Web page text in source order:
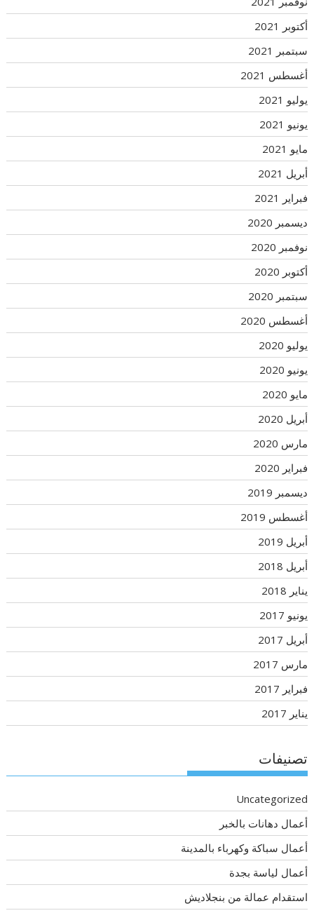
أكتوبر 2021
سبتمبر 2021
أغسطس 2021
يوليو 2021
يونيو 2021
مايو 2021
أبريل 2021
فبراير 2021
ديسمبر 2020
نوفمبر 2020
أكتوبر 2020
سبتمبر 2020
أغسطس 2020
يوليو 2020
يونيو 2020
مايو 2020
أبريل 2020
مارس 2020
فبراير 2020
ديسمبر 2019
أغسطس 2019
أبريل 2019
أبريل 2018
يناير 2018
يونيو 2017
أبريل 2017
مارس 2017
فبراير 2017
يناير 2017
تصنيفات
Uncategorized
أعمال دهانات بالخبر
أعمال سباكة وكهرباء بالمدينة
أعمال لياسة بجدة
استقدام عمالة من بنجلاديش